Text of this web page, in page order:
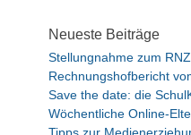
Neueste Beiträge
Stellungnahme zum
Rechnungshofbericht
Save the date: die
Wöchentliche Online-